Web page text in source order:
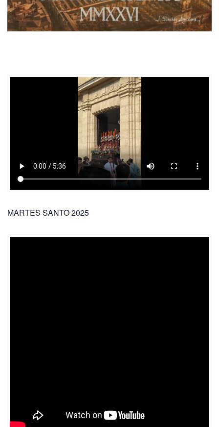
MARTES SANTO 2025